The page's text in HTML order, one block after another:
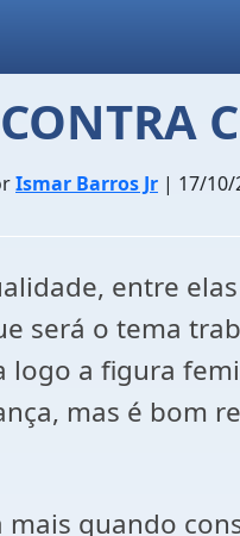
Ismar Barros Jr | 17/10/
entre
será o tema
logo a figura
mas é bom
quando